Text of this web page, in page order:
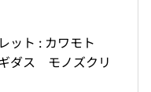
ット : カワモト
ダス モノズクリ